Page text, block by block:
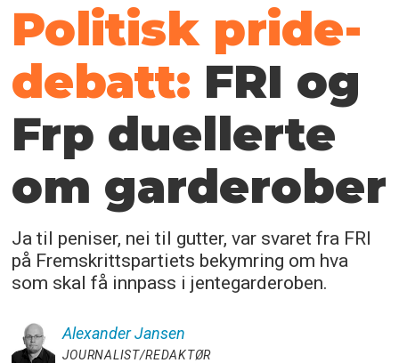
Politisk pride-
debatt: FRI og
Frp duellerte
om garderober
Ja til peniser, nei til gutter, var svaret fra FRI
på Fremskrittspartiets bekymring om hva
som skal få innpass i jentegarderoben.
Alexander Jansen
JOURNALIST/REDAKTØR